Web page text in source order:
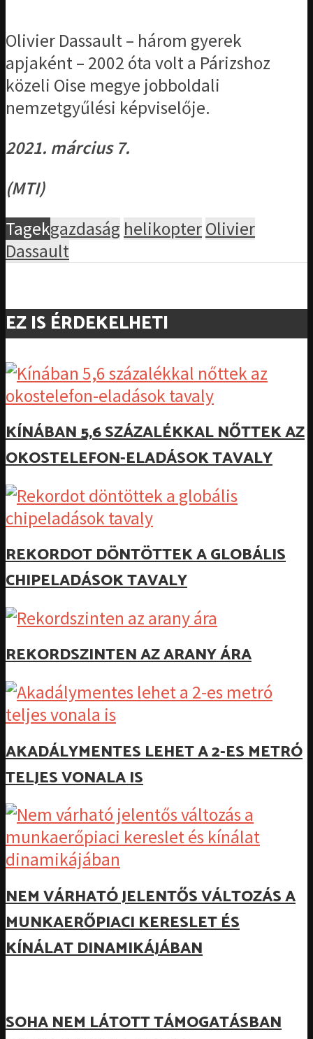
Olivier Dassault – három gyerek
apjaként – 2002 óta volt a Párizshoz
közeli Oise megye jobboldali
nemzetgyűlési képviselője.
2021. március 7.
(MTI)
Tagekgazdaság helikopterOlivier
Dassault
EZ IS ÉRDEKELHETI
KÍNÁBAN 5,6 SZÁZALÉKKAL NŐTTEK AZ
OKOSTELEFON-ELADÁSOK TAVALY
REKORDOT DÖNTÖTTEK A GLOBÁLIS
CHIPELADÁSOK TAVALY
REKORDSZINTEN AZ ARANY ÁRA
AKADÁLYMENTES LEHET A 2-ES METRÓ
TELJES VONALA IS
NEM VÁRHATÓ JELENTŐS VÁLTOZÁS A
MUNKAERŐPIACI KERESLET ÉS
KÍNÁLAT DINAMIKÁJÁBAN
SOHA NEM LÁTOTT TÁMOGATÁSBAN